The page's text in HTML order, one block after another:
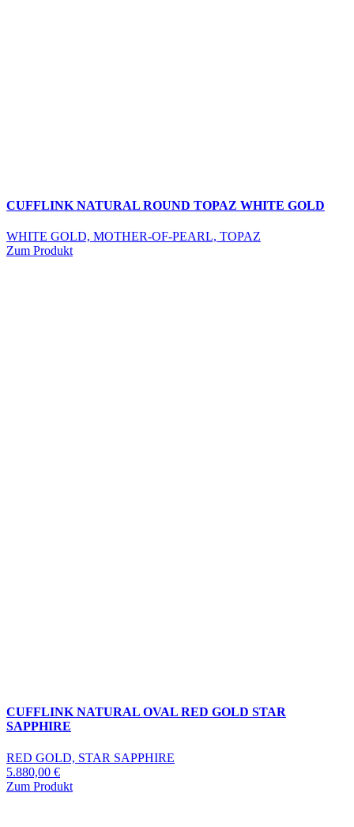
CUFFLINK NATURAL ROUND TOPAZ WHITE GOLD
WHITE GOLD, MOTHER-OF-PEARL, TOPAZ
Zum Produkt
CUFFLINK NATURAL OVAL RED GOLD STAR
SAPPHIRE
RED GOLD, STAR SAPPHIRE
5.880,00 €
Zum Produkt